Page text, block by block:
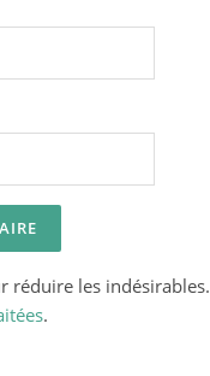
réduire les indésirables.
.